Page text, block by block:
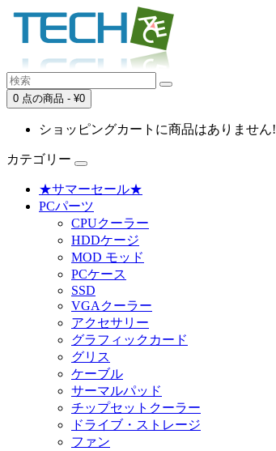
0 点の商品 - ¥0
ショッピングカートに商品はありません!
カテゴリー
★サマーセール★
PCパーツ
CPUクーラー
HDDケージ
MOD モッド
PCケース
SSD
VGAクーラー
アクセサリー
グラフィックカード
グリス
ケーブル
サーマルパッド
チップセットクーラー
ドライブ・ストレージ
ファン